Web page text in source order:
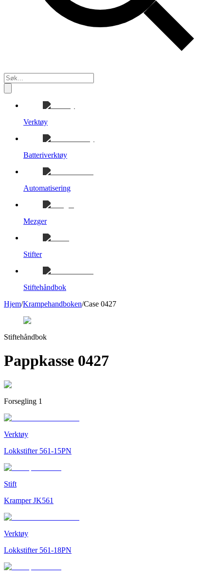
Verktøy
Batteriverktøy
Automatisering
Mezger
Stifter
Stiftehåndbok
Hjem/Krampehandboken/Case 0427
Stiftehåndbok
Pappkasse 0427
Forsegling 1
Verktøy
Lokkstifter 561-15PN
Stift
Kramper JK561
Verktøy
Lokkstifter 561-18PN